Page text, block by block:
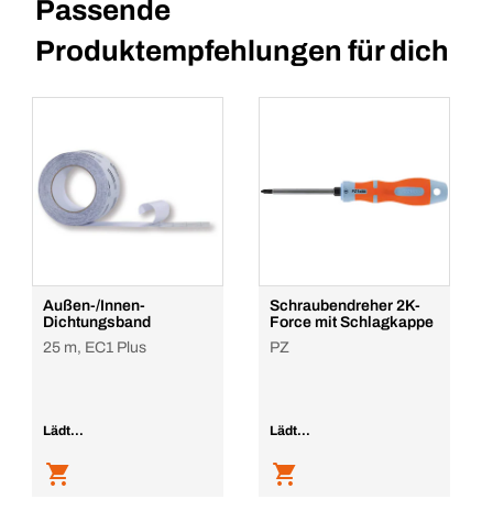
Passende
Produktempfehlungen für dich
Außen-/Innen-
Dichtungsband
25 m, EC1 Plus
Lädt...
Schraubendreher 2K-
Force mit Schlagkappe
PZ
Lädt...